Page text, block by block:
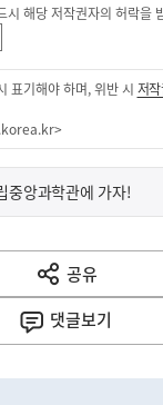
시 해당 저작권자의 허락을
표기해야 하며, 위반 시 저
>
중앙과학관에 가자!
공유
열
기
댓글보기